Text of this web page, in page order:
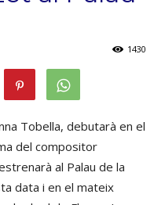
1430
Tobella, debutarà en el
del compositor
al Palau de la
data i en el mateix